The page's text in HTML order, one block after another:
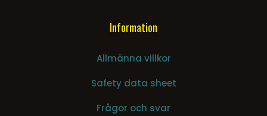
Information
Allmänna villkor
Safety data sheet
Frågor och svar